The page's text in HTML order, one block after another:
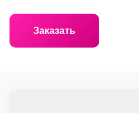
Заказать